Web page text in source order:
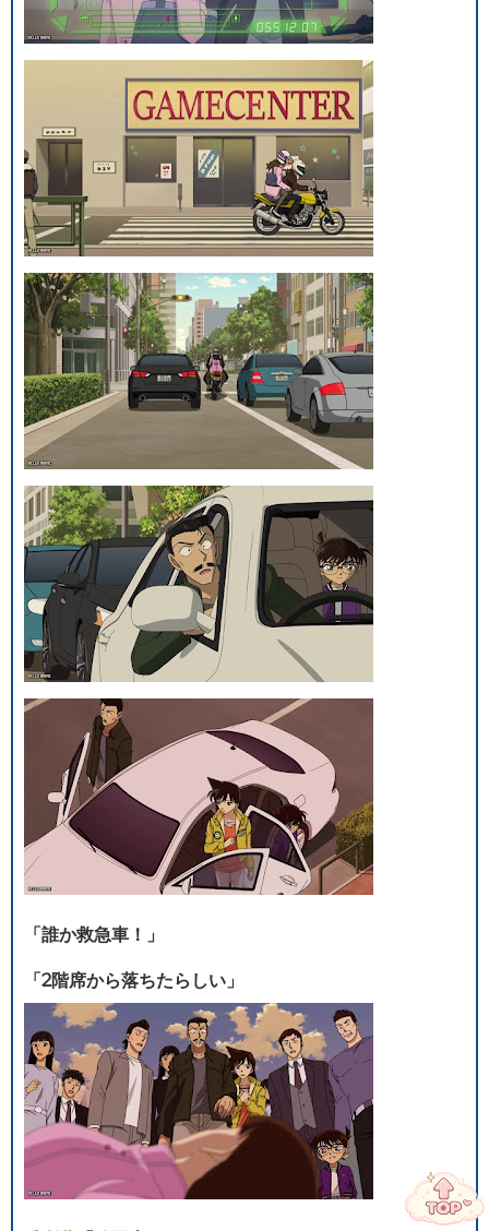
ハローアニメ
「誰か救急車！」
「2階席から落ちたらしい」